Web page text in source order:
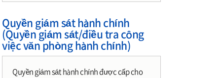
Quyền giám sát hành chính
(Quyền giám sát/điều tra công
việc văn phòng hành chính)
Quyền giám sát hành chính được cấp cho